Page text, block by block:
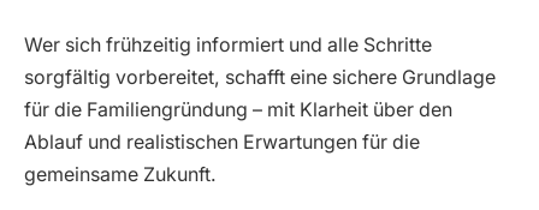
Wer sich frühzeitig informiert und alle Schritte
sorgfältig vorbereitet, schafft eine sichere Grundlage
für die Familiengründung – mit Klarheit über den
Ablauf und realistischen Erwartungen für die
gemeinsame Zukunft.